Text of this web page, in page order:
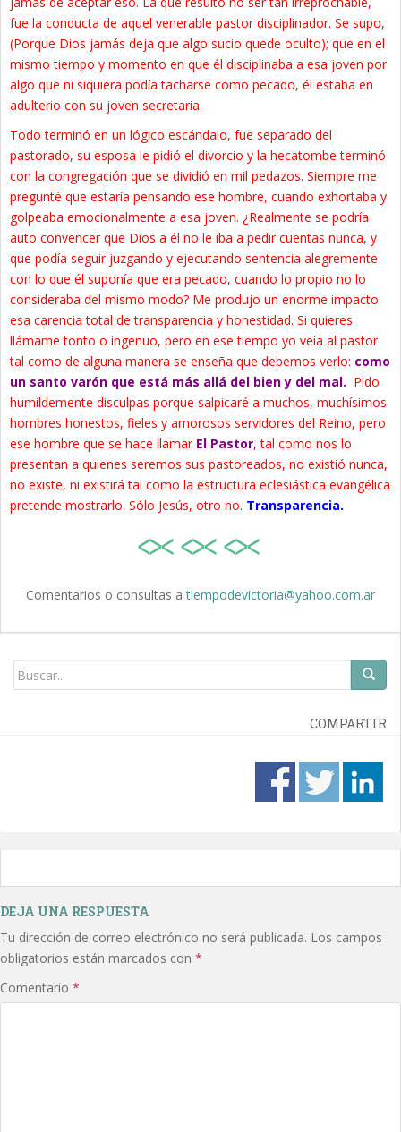
fue la conducta de aquel venerable pastor disciplinador. Se supo,
(Porque Dios jamás deja que algo sucio quede oculto); que en el
mismo tiempo y momento en que él disciplinaba a esa joven por
algo que ni siquiera podía tacharse como pecado, él estaba en
adulterio con su joven secretaria.
Todo terminó en un lógico escándalo, fue separado del
pastorado, su esposa le pidió el divorcio y la hecatombe terminó
con la congregación que se dividió en mil pedazos. Siempre me
pregunté que estaría pensando ese hombre, cuando exhortaba y
golpeaba emocionalmente a esa joven. ¿Realmente se podría
auto convencer que Dios a él no le iba a pedir cuentas nunca, y
que podía seguir juzgando y ejecutando sentencia alegremente
con lo que él suponía que era pecado, cuando lo propio no lo
consideraba del mismo modo? Me produjo un enorme impacto
esa carencia total de transparencia y honestidad. Si quieres
llámame tonto o ingenuo, pero en ese tiempo yo veía al pastor
tal como de alguna manera se enseña que debemos verlo: como
un santo varón que está más allá del bien y del mal. Pido
humildemente disculpas porque salpicaré a muchos, muchísimos
hombres honestos, fieles y amorosos servidores del Reino, pero
ese hombre que se hace llamar El Pastor, tal como nos lo
presentan a quienes seremos sus pastoreados, no existió nunca,
no existe, ni existirá tal como la estructura eclesiástica evangélica
pretende mostrarlo. Sólo Jesús, otro no. Transparencia.
Comentarios o consultas atiempodevictoria@yahoo.com.ar
COMPARTIR
DEJA UNA RESPUESTA
Tu dirección de correo electrónico no será publicada. Los campos
obligatorios están marcados con *
Comentario *